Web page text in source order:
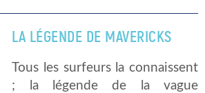
même décidé d’opter pour la
candidature de la reine du
Pacifique pour les […]
LA LÉGENDE DE MAVERICKS
Tous les surfeurs la connaissent
; la légende de la vague